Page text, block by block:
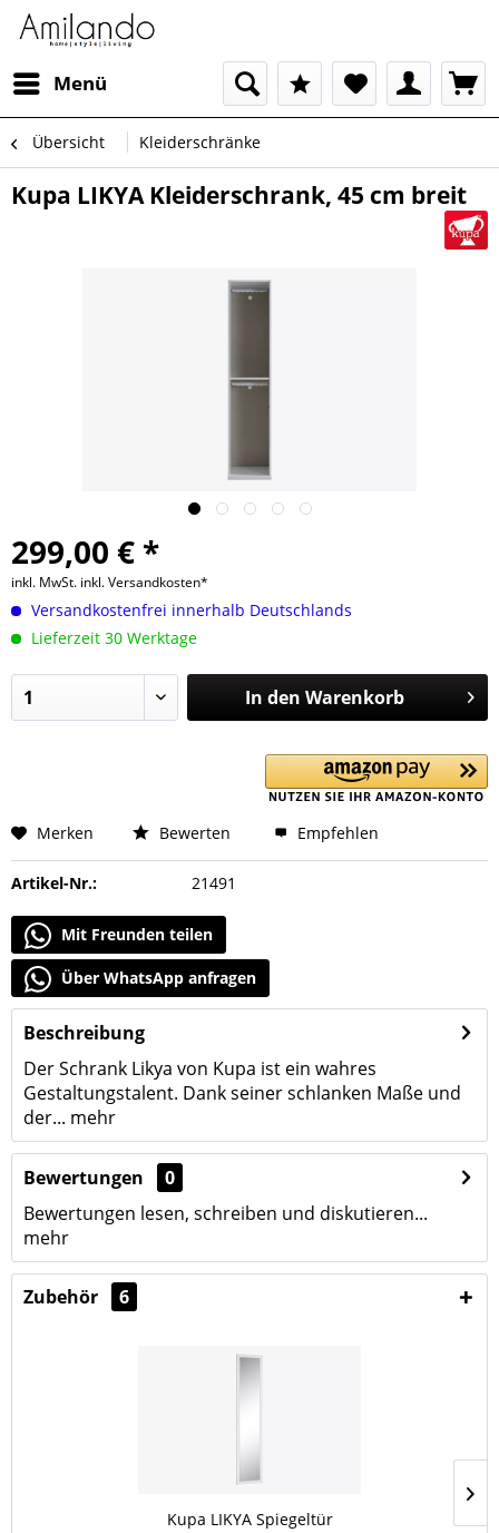
Menü
Übersicht Kleiderschränke
Kupa LIKYA Kleiderschrank, 45 cm breit
299,00 € *
inkl. MwSt. inkl. Versandkosten*
Versandkostenfrei innerhalb Deutschlands
Lieferzeit 30 Werktage
In den Warenkorb
Merken Bewerten Empfehlen
Artikel-Nr.: 21491
Mit Freunden teilen
Über WhatsApp anfragen
Beschreibung
Der Schrank Likya von Kupa ist ein wahres
Gestaltungstalent. Dank seiner schlanken Maße und
der... mehr
Bewertungen
0
Bewertungen lesen, schreiben und diskutieren...
mehr
Zubehör 6
Kupa LIKYA Spiegeltür